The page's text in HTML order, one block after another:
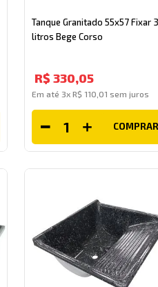
Tanque Granitado 55x57 Fixar
litros Bege Corso
R$ 330,05
Em até 3xR$ 110 01 sem juros
COMPRAR